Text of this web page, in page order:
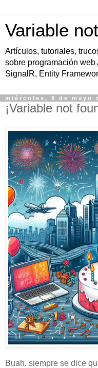
Variable
Artículos, tutoriales,
sobre programación web
SignalR, Entity
miércoles, 8 de mayo
¡Variable not
Buah, siempre se dice